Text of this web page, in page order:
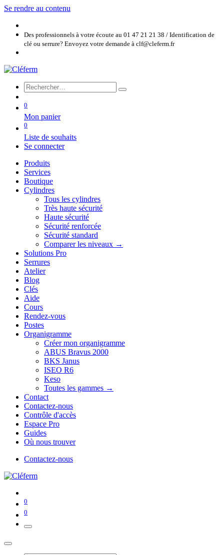
Se rendre au contenu
Des professionnels à votre écoute au 01 47 21 21 38 / Identification de
clé ou serrure? Envoyez votre demande à clf@cleferm.fr
0
Mon panier
0
Liste de souhaits
Se connecter
Produits
Services
Boutique
Cylindres
Tous les cylindres
Très haute sécurité
Haute sécurité
Sécurité renforcée
Sécurité standard
Comparer les niveaux →
Solutions Pro
Serrures
Atelier
Blog
Clés
Aide
Cours
Rendez-vous
Postes
Organigramme
Créer mon organigramme
ABUS Bravus 2000
BKS Janus
ISEO R6
Keso
Toutes les gammes →
Contact
Contactez-nous
Contrôle d'accès
Espace Pro
Guides
Où nous trouver
Contactez-nous
0
0